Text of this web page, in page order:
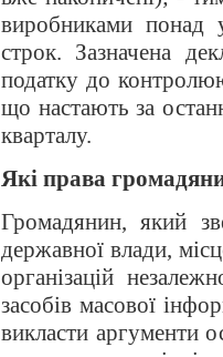
виробниками понад
строк. Зазначена
податку до
що настають за
кварталу.
Які права
Громадянин, який
державної влади,
організацій
засобів масової
викласти аргументи